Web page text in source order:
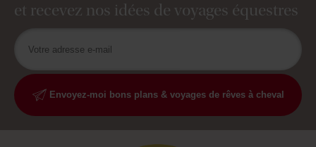
et recevez nos idées de voyages équestres
Envoyez-moi bons plans & voyages de rêves à cheval